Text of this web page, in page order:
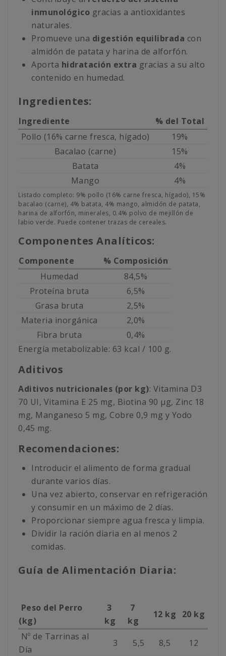
inmunológico gracias a antioxidantes
naturales.
Promueve una digestión equilibrada con
almidón de patata y harina de alforfón.
Aporta hidratación extra gracias a su alto
contenido en humedad.
Ingredientes:
Ingrediente
% del Total
Pollo (16% carne fresca, hígado)
19%
Bacalao (carne)
15%
Batata
4%
Mango
4%
Listado completo: 9% pollo (16% carne fresca, hígado), 15%
bacalao (carne), 4% batata, 4% mango, almidón de patata,
harina de alforfón, minerales, 0.4% polvo de mejillón de
labio verde. Puede contener trazas de cereales.
Componentes Analíticos:
Componente
% Composición
Humedad
84,5%
Proteína bruta
6,5%
Grasa bruta
2,5%
Materia inorgánica
2,0%
Fibra bruta
0,4%
Energía metabolizable: 63 kcal / 100 g.
Aditivos
Aditivos nutricionales (por kg): Vitamina D3
70 UI, Vitamina E 25 mg, Biotina 90 μg, Zinc 18
mg, Manganeso 5 mg, Cobre 0,9 mg y Yodo
0,45 mg.
Recomendaciones:
Introducir el alimento de forma gradual
durante varios días.
Una vez abierto, conservar en refrigeración
y consumir en un máximo de 2 días.
Proporcionar siempre agua fresca y limpia.
Dividir la ración diaria en al menos 2
comidas.
Guía de Alimentación Diaria:
Peso del Perro
(kg)
3
kg
7
kg
12 kg
20 kg
Nº de Tarrinas al
Día
3 5,5 8,5 12